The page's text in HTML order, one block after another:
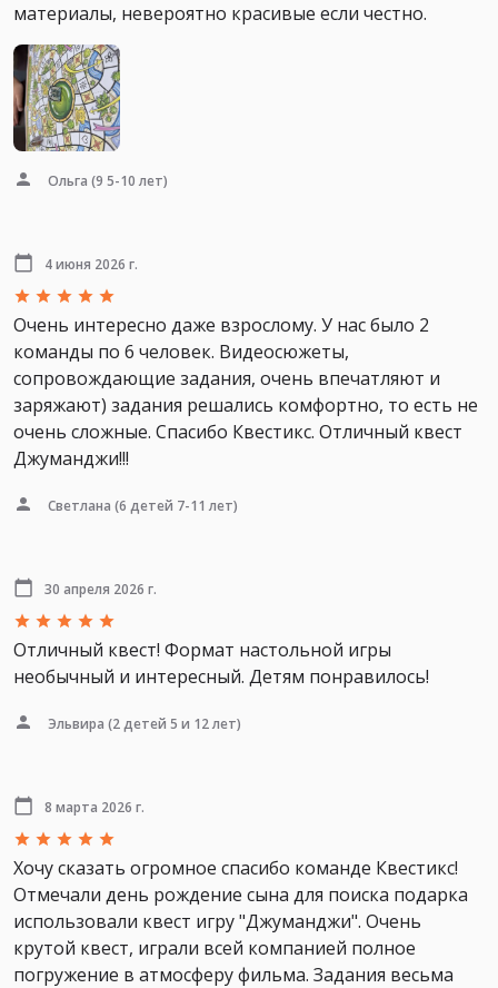
материалы, невероятно красивые если честно.
Ольга (9 5-10 лет)
4 июня 2026 г.
Очень интересно даже взрослому. У нас было 2
команды по 6 человек. Видеосюжеты,
сопровождающие задания, очень впечатляют и
заряжают) задания решались комфортно, то есть не
очень сложные. Спасибо Квестикс. Отличный квест
Джуманджи!!!
Светлана (6 детей 7-11 лет)
30 апреля 2026 г.
Отличный квест! Формат настольной игры
необычный и интересный. Детям понравилось!
Эльвира (2 детей 5 и 12 лет)
8 марта 2026 г.
Хочу сказать огромное спасибо команде Квестикс!
Отмечали день рождение сына для поиска подарка
использовали квест игру "Джуманджи". Очень
крутой квест, играли всей компанией полное
погружение в атмосферу фильма. Задания весьма